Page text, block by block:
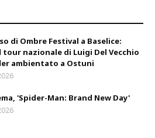
di Ombre Festival a Baselice:
nazionale di Luigi Del Vecchio
ambientato a Ostuni
'Spider-Man: Brand New Day'